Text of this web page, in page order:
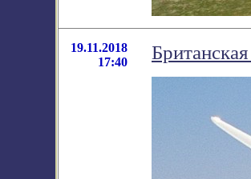
19.11.2018
17:40